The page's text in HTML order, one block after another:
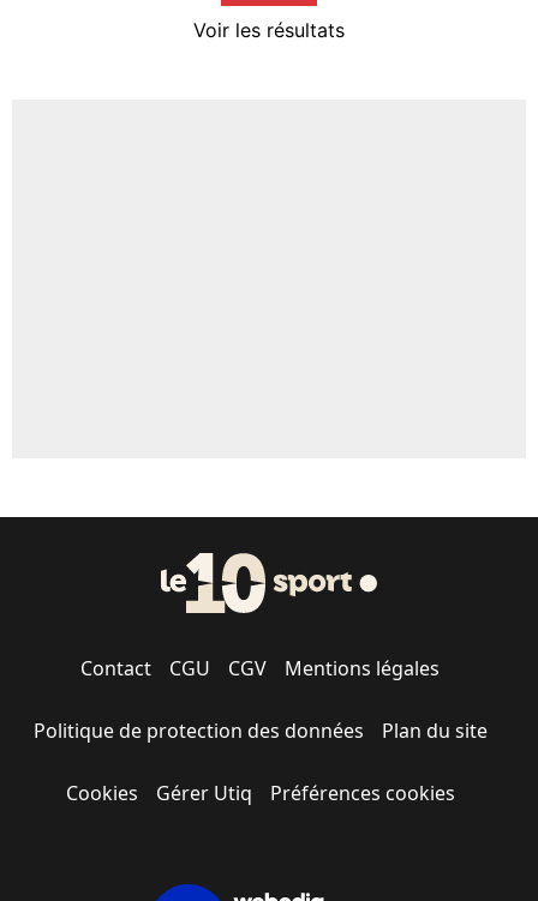
Voir les résultats
Contact CGU CGV Mentions légales
Politique de protection des données Plan du site
Cookies Gérer Utiq Préférences cookies